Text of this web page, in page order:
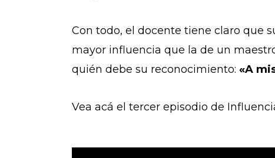
Con todo, el docente tiene claro que
mayor influencia que la de un
quién debe su reconocimiento: «A
Vea acá el tercer episodio de